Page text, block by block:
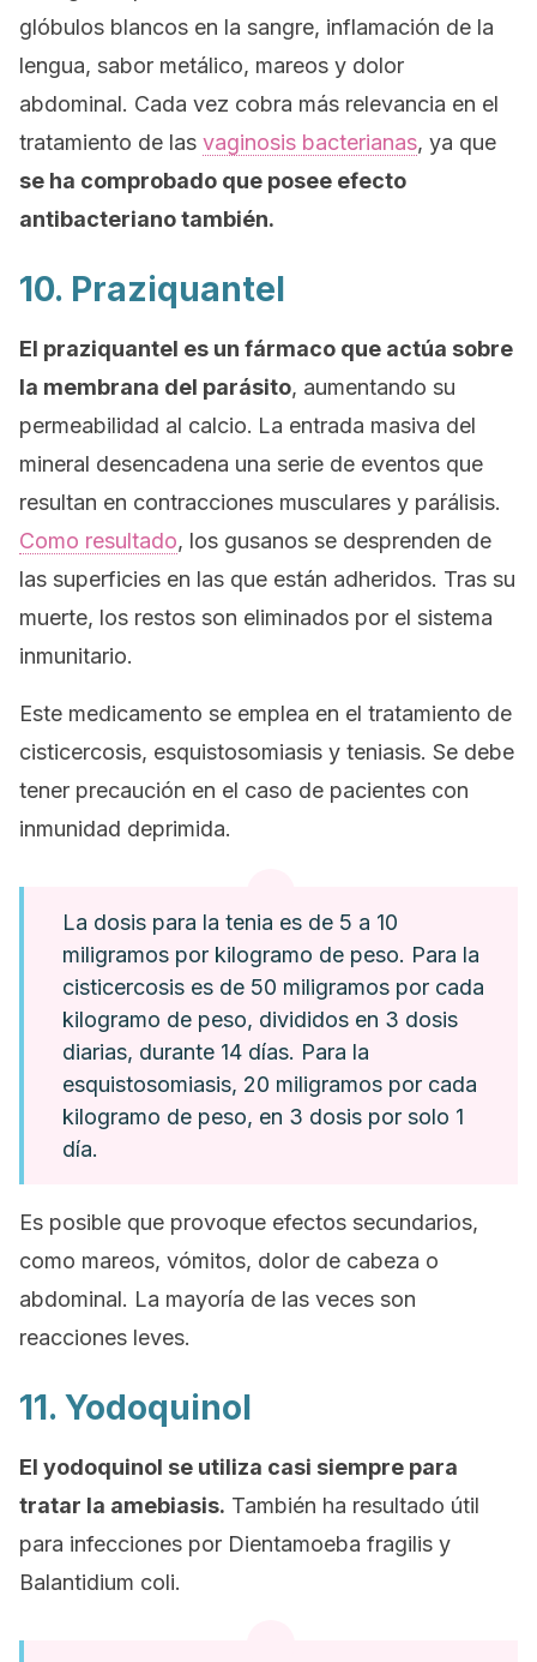
glóbulos blancos en la sangre, inflamación de la
lengua, sabor metálico, mareos y dolor
abdominal. Cada vez cobra más relevancia en el
tratamiento de las vaginosis bacterianas, ya que
se ha comprobado que posee efecto
antibacteriano también.
10. Praziquantel
El praziquantel es un fármaco que actúa sobre
la membrana del parásito, aumentando su
permeabilidad al calcio. La entrada masiva del
mineral desencadena una serie de eventos que
resultan en contracciones musculares y parálisis.
Como resultado, los gusanos se desprenden de
las superficies en las que están adheridos. Tras su
muerte, los restos son eliminados por el sistema
inmunitario.
Este medicamento se emplea en el tratamiento de
cisticercosis, esquistosomiasis y teniasis. Se debe
tener precaución en el caso de pacientes con
inmunidad deprimida.
La dosis para la tenia es de 5 a 10
miligramos por kilogramo de peso. Para la
cisticercosis es de 50 miligramos por cada
kilogramo de peso, divididos en 3 dosis
diarias, durante 14 días. Para la
esquistosomiasis, 20 miligramos por cada
kilogramo de peso, en 3 dosis por solo 1
día.
Es posible que provoque efectos secundarios,
como mareos, vómitos, dolor de cabeza o
abdominal. La mayoría de las veces son
reacciones leves.
11. Yodoquinol
El yodoquinol se utiliza casi siempre para
tratar la amebiasis. También ha resultado útil
para infecciones por Dientamoeba fragilis y
Balantidium coli.